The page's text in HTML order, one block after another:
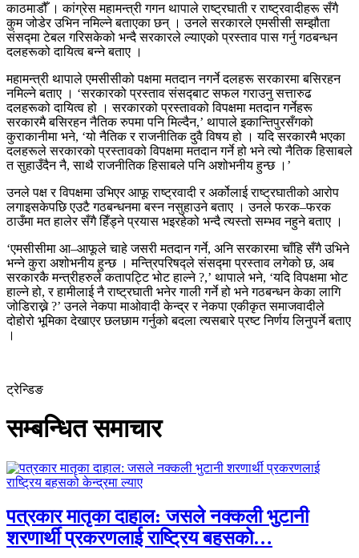
काठमाडौँ । कांग्रेस महामन्त्री गगन थापाले राष्ट्रघाती र राष्ट्रवादीहरू सँगै
कुम जोडेर उभिन नमिल्ने बताएका छन् । उनले सरकारले एमसीसी सम्झौता
संसद्‍मा टेबल गरिसकेको भन्दै सरकारले ल्याएको प्रस्ताव पास गर्नु गठबन्धन
दलहरूको दायित्व बन्ने बताए ।
महामन्त्री थापाले एमसीसीको पक्षमा मतदान नगर्ने दलहरू सरकारमा बसिरहन
नमिल्ने बताए । ‘सरकारको प्रस्ताव संसद्‍बाट सफल गराउनु सत्तारुढ
दलहरूको दायित्व हो । सरकारको प्रस्तावको विपक्षमा मतदान गर्नेहरू
सरकारमै बसिरहन नैतिक रुपमा पनि मिल्दैन,’ थापाले इकान्तिपुरसँगको
कुराकानीमा भने, ‘यो नैतिक र राजनीतिक दुवै विषय हो । यदि सरकारमै भएका
दलहरूले सरकारको प्रस्तावको विपक्षमा मतदान गर्ने हो भने त्यो नैतिक हिसाबले
त सुहाउँदैन नै, साथै राजनीतिक हिसाबले पनि अशोभनीय हुन्छ ।’
उनले पक्ष र विपक्षमा उभिएर आफू राष्ट्रवादी र अर्कोलाई राष्ट्रघातीको आरोप
लगाइसकेपछि एउटै गठबन्धनमा बस्न नसुहाउने बताए । उनले फरक–फरक
ठाउँमा मत हालेर सँगै हिँड्ने प्रयास भइरहेको भन्दै त्यस्तो सम्भव नहुने बताए ।
‘एमसीसीमा आ–आफूले चाहे जसरी मतदान गर्ने, अनि सरकारमा चाँहि सँगै उभिने
भन्ने कुरा अशोभनीय हुन्छ । मन्त्रिपरिषद्ले संसद्मा प्रस्ताव लगेको छ, अब
सरकारकै मन्त्रीहरुले कतापट्टि भोट हाल्ने ?,’ थापाले भने, ‘यदि विपक्षमा भोट
हाल्ने हो, र हामीलाई नै राष्ट्रघाती भनेर गाली गर्ने हो भने गठबन्धन केका लागि
जोडिराख्ने ?’ उनले नेकपा माओवादी केन्द्र र नेकपा एकीकृत समाजवादीले
दोहोरो भूमिका देखाएर छलछाम गर्नुको बदला त्यसबारे प्रष्ट निर्णय लिनुपर्ने बताए
।
ट्रेन्डिङ
सम्बन्धित समाचार
पत्रकार मातृका दाहाल: जसले नक्कली भुटानी
शरणार्थी प्रकरणलाई राष्ट्रिय बहसको…